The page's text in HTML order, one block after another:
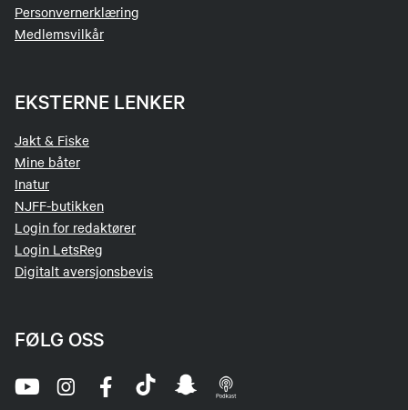
Personvernerklæring
Medlemsvilkår
EKSTERNE LENKER
Jakt & Fiske
Mine båter
Inatur
NJFF-butikken
Login for redaktører
Login LetsReg
Digitalt aversjonsbevis
FØLG OSS